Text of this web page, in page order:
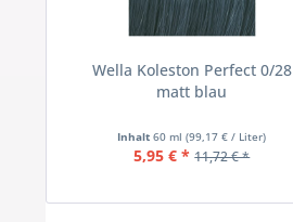
Wella Koleston Perfect 0/28
matt blau
Inhalt60 ml(99,17 € / Liter)
5,95 € * 11,72 € *